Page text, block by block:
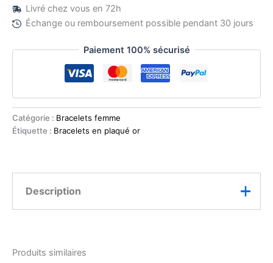
Livré chez vous en 72h
Échange ou remboursement possible pendant 30 jours
Paiement 100% sécurisé
Catégorie : Bracelets femme
Étiquette : Bracelets en plaqué or
Description
design à la fois moderne et épuré. Son double anneau
Produits similaires